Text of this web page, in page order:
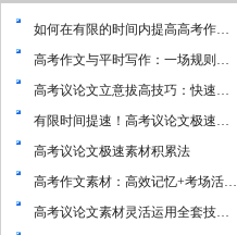
如何在有限的时间内提高高考作…
高考作文与平时写作：一场规则…
高考议论文立意拔高技巧：快速…
有限时间提速！高考议论文极速…
高考议论文极速素材积累法
高考作文素材：高效记忆+考场活…
高考议论文素材灵活运用全套技…